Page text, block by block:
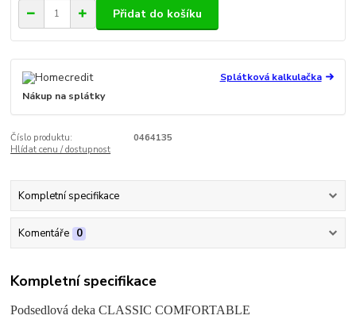
Přidat do košíku
Splátková kalkulačka
Nákup na splátky
Číslo produktu:
0464135
Hlídat cenu / dostupnost
Kompletní specifikace
Komentáře 0
Kompletní specifikace
Podsedlová deka CLASSIC COMFORTABLE